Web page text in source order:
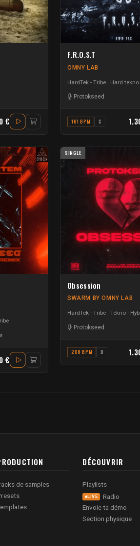
€
F.R.O.S.T
OMNY LAB
HardTek - Tribe Hard tekno
Protokseed
161 BPM C
€
SINGLE
Obsession
SWARM BY OMNY LAB
HardTek - Tribe Tekno -
Protokseed
208 BPM D
de samples
DÉCOUVRIR
Playlists
LIVE
Radio
Envoie ta démo
Section physique